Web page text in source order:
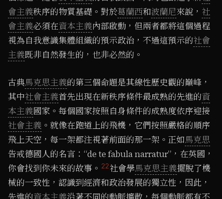
會主義秩序的物質基礎。對於葛蘭西和波蘭尼來說， 社
會主義必須在資本主義內部啟動，但兩者都將這個過程
視為自我意識集體組織的預示政治，不過這預示的社會
主義既非自然發生的，也非必然的。
古典馬克思主義的第三個命題是其線性歷史觀的巔峰，
其中社會主義首先出現在新秩序條件最成熟的先進的資
本主義國家。每個國家按照自身條件的成熟度依序迎接
社會主義 。就像在跑道上的飛機，它們按照嚴格的順序
飛上天空，每一架都注視著前面的那一架。正如馬克思
告戒德國人的名言：“de te fabula narratur”，在英國，
你會找到你未來的故事。 22社會學馬克思主義擺脫了機
械的一致性，認識到經濟和政治發展的獨立性，因此，